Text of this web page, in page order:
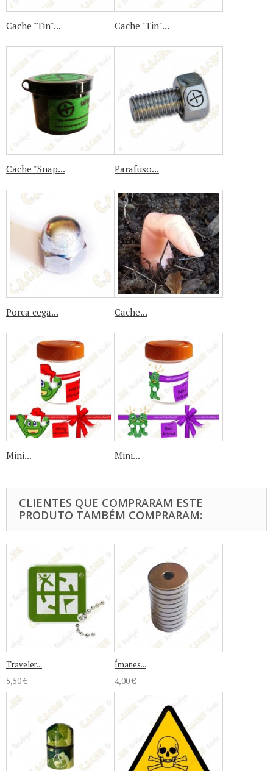
Cache "Tin"... Cache "Tin"...
Cache "Snap... Parafuso...
Porca cega... Cache...
Mini... Mini...
CLIENTES QUE COMPRARAM ESTE
PRODUTO TAMBÉM COMPRARAM:
Traveler...
5,50 €
Ímanes...
4,00 €